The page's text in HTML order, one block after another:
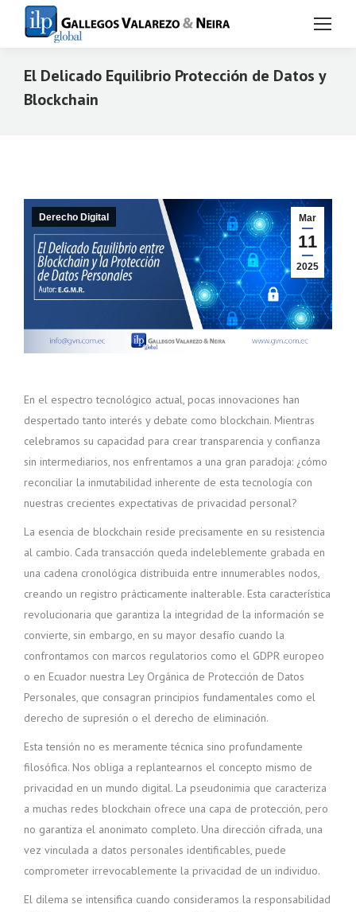
El Delicado Equilibrio Protección de Datos y
Blockchain
Mar
11
2025
Derecho Digital
En el espectro tecnológico actual, pocas innovaciones han
despertado tanto interés y debate como blockchain. Mientras
celebramos su capacidad para crear transparencia y confianza
sin intermediarios, nos enfrentamos a una gran paradoja: ¿cómo
reconciliar la inmutabilidad inherente de esta tecnología con
nuestras crecientes expectativas de privacidad personal?
La esencia de blockchain reside precisamente en su resistencia
al cambio. Cada transacción queda indeleblemente grabada en
una cadena cronológica distribuida entre innumerables nodos,
creando un registro prácticamente inalterable. Esta característica
revolucionaria que garantiza la integridad de la información se
convierte, sin embargo, en su mayor desafío cuando la
confrontamos con marcos regulatorios como el GDPR europeo
o en Ecuador nuestra Ley Orgánica de Protección de Datos
Personales, que consagran principios fundamentales como el
derecho de supresión o el derecho de eliminación.
Esta tensión no es meramente técnica sino profundamente
filosófica. Nos obliga a replantearnos el concepto mismo de
privacidad en un mundo digital. La pseudonimia que caracteriza
a muchas redes blockchain ofrece una capa de protección, pero
no garantiza el anonimato completo. Una dirección cifrada, una
vez vinculada a datos personales identificables, puede
comprometer irrevocablemente la privacidad de un individuo.
El dilema se intensifica cuando consideramos la responsabilidad